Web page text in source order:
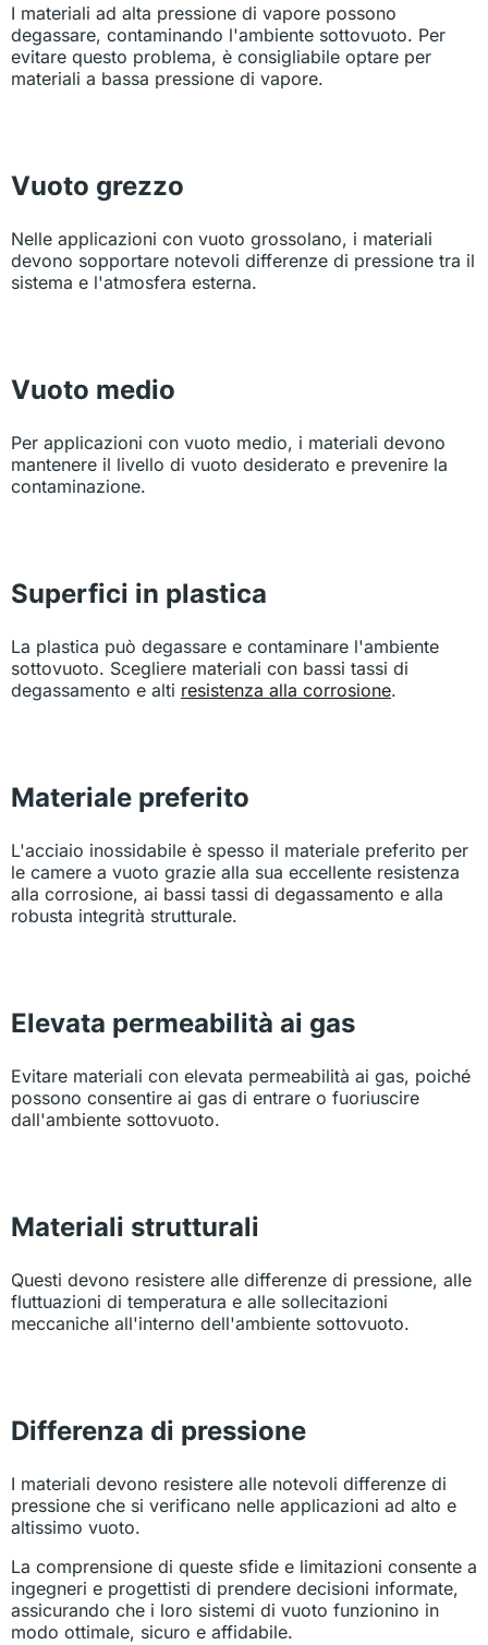
I materiali ad alta pressione di vapore possono
degassare, contaminando l'ambiente sottovuoto. Per
evitare questo problema, è consigliabile optare per
materiali a bassa pressione di vapore.
Vuoto grezzo
Nelle applicazioni con vuoto grossolano, i materiali
devono sopportare notevoli differenze di pressione tra il
sistema e l'atmosfera esterna.
Vuoto medio
Per applicazioni con vuoto medio, i materiali devono
mantenere il livello di vuoto desiderato e prevenire la
contaminazione.
Superfici in plastica
La plastica può degassare e contaminare l'ambiente
sottovuoto. Scegliere materiali con bassi tassi di
degassamento e alti resistenza alla corrosione.
Materiale preferito
L'acciaio inossidabile è spesso il materiale preferito per
le camere a vuoto grazie alla sua eccellente resistenza
alla corrosione, ai bassi tassi di degassamento e alla
robusta integrità strutturale.
Elevata permeabilità ai gas
Evitare materiali con elevata permeabilità ai gas, poiché
possono consentire ai gas di entrare o fuoriuscire
dall'ambiente sottovuoto.
Materiali strutturali
Questi devono resistere alle differenze di pressione, alle
fluttuazioni di temperatura e alle sollecitazioni
meccaniche all'interno dell'ambiente sottovuoto.
Differenza di pressione
I materiali devono resistere alle notevoli differenze di
pressione che si verificano nelle applicazioni ad alto e
altissimo vuoto.
La comprensione di queste sfide e limitazioni consente a
ingegneri e progettisti di prendere decisioni informate,
assicurando che i loro sistemi di vuoto funzionino in
modo ottimale, sicuro e affidabile.